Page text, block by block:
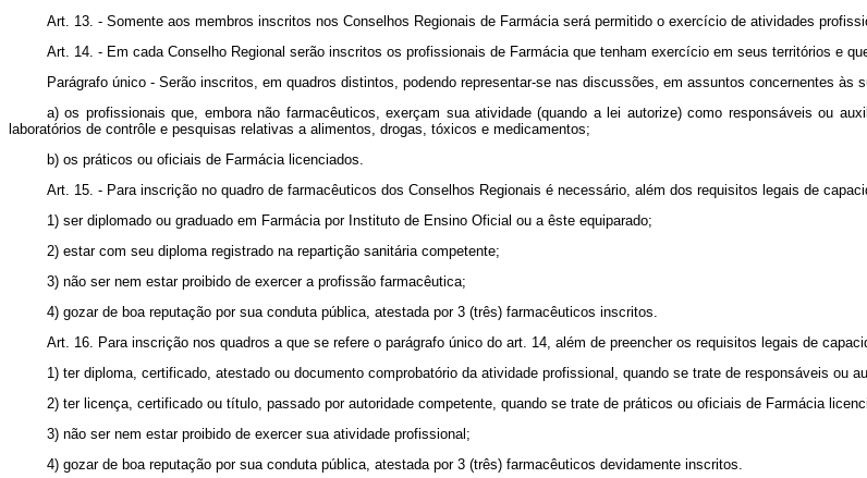
Art. 13. - Somente aos membros inscritos nos Conselhos Regionais de Farmácia será permitido o exercício de atividades
Art. 14. - Em cada Conselho Regional serão inscritos os profissionais de Farmácia que tenham exercício em seus territórios e
Parágrafo único - Serão inscritos, em quadros distintos, podendo representar-se nas discussões, em assuntos concernentes às
a) os profissionais que, embora não farmacêuticos, exerçam sua atividade (quando a lei autorize) como responsáveis ou
laboratórios de contrôle e pesquisas relativas a alimentos, drogas, tóxicos e medicamentos;
b) os práticos ou oficiais de Farmácia licenciados.
Art. 15. - Para inscrição no quadro de farmacêuticos dos Conselhos Regionais é necessário, além dos requisitos legais de
1) ser diplomado ou graduado em Farmácia por Instituto de Ensino Oficial ou a êste equiparado;
2) estar com seu diploma registrado na repartição sanitária competente;
3) não ser nem estar proibido de exercer a profissão farmacêutica;
4) gozar de boa reputação por sua conduta pública, atestada por 3 (três) farmacêuticos inscritos.
Art. 16. Para inscrição nos quadros a que se refere o parágrafo único do art. 14, além de preencher os requisitos legais de
1) ter diploma, certificado, atestado ou documento comprobatório da atividade profissional, quando se trate de responsáveis ou
2) ter licença, certificado ou título, passado por autoridade competente, quando se trate de práticos ou oficiais de Farmácia
3) não ser nem estar proibido de exercer sua atividade profissional;
4) gozar de boa reputação por sua conduta pública, atestada por 3 (três) farmacêuticos devidamente inscritos.